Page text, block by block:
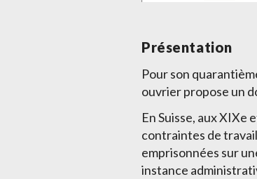
Présentation
Pour son
ouvrier propose un
En Suisse, aux XIXe
contraintes de
emprisonnées sur
instance